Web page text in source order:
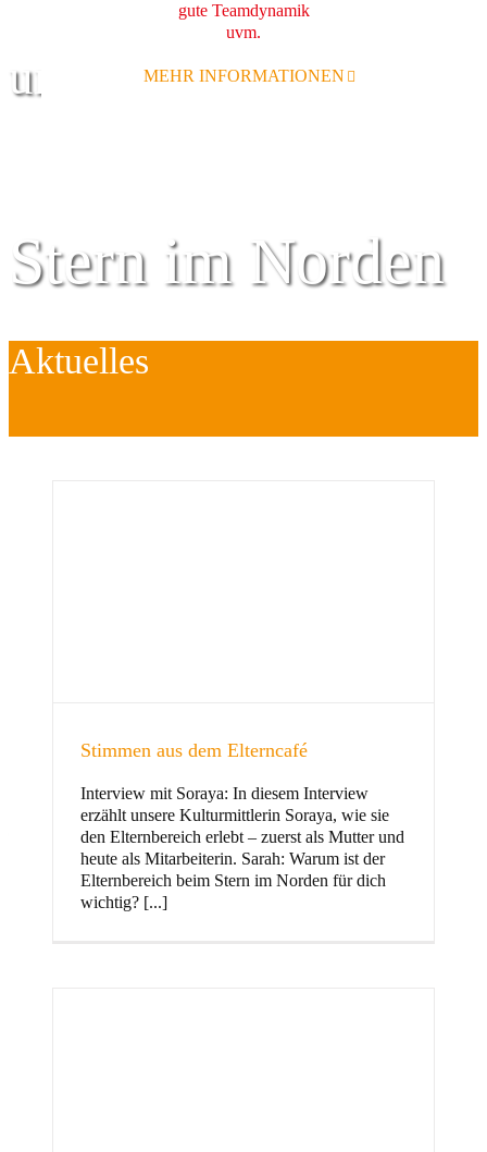
und Familie
Stern im Norden
Zentrum für
und Familie
gute Teamdynamik
uvm.
MEHR INFORMATIONEN
Aktuelles
Stimmen aus dem Elterncafé
Interview mit Soraya: In diesem Interview
erzählt unsere Kulturmittlerin Soraya, wie sie
den Elternbereich erlebt – zuerst als Mutter und
heute als Mitarbeiterin. Sarah: Warum ist der
Elternbereich beim Stern im Norden für dich
wichtig? [...]